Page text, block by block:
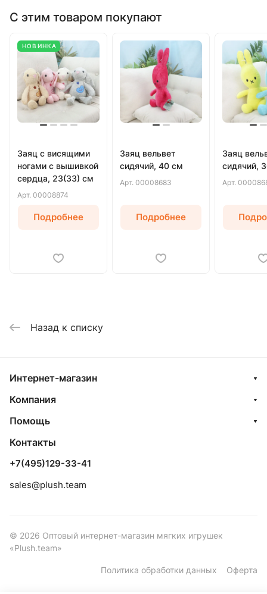
С этим товаром покупают
НОВИНКА
Заяц с висящими
ногами с вышивкой
сердца, 23(33) см
Арт. 00008874
Подробнее
Заяц вельвет
сидячий, 40 см
Арт. 00008683
Подробнее
Заяц
сидячий,
Арт.
Назад к списку
Интернет-магазин
Компания
Помощь
Контакты
+7(495)129-33-41
sales@plush.team
© 2026 Оптовый интернет-магазин мягких игрушек
«Plush.team»
Политика обработки данных Оферта